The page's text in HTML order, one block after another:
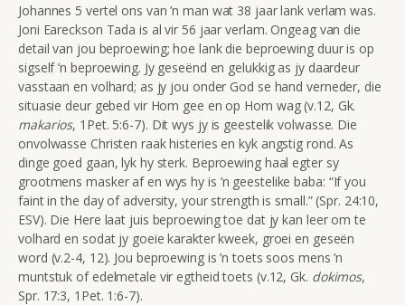
Johannes 5 vertel ons van ’n man wat 38 jaar lank verlam was.
Joni Eareckson Tada is al vir 56 jaar verlam. Ongeag van die
detail van jou beproewing; hoe lank die beproewing duur is op
sigself ’n beproewing. Jy geseënd en gelukkig as jy daardeur
vasstaan en volhard; as jy jou onder God se hand verneder, die
situasie deur gebed vir Hom gee en op Hom wag (v.12, Gk.
makarios, 1Pet. 5:6-7). Dit wys jy is geestelik volwasse. Die
onvolwasse Christen raak histeries en kyk angstig rond. As
dinge goed gaan, lyk hy sterk. Beproewing haal egter sy
grootmens masker af en wys hy is ’n geestelike baba: “If you
faint in the day of adversity, your strength is small.” (Spr. 24:10,
ESV). Die Here laat juis beproewing toe dat jy kan leer om te
volhard en sodat jy goeie karakter kweek, groei en geseën
word (v.2-4, 12). Jou beproewing is ’n toets soos mens ’n
muntstuk of edelmetale vir egtheid toets (v.12, Gk. dokimos,
Spr. 17:3, 1Pet. 1:6-7).